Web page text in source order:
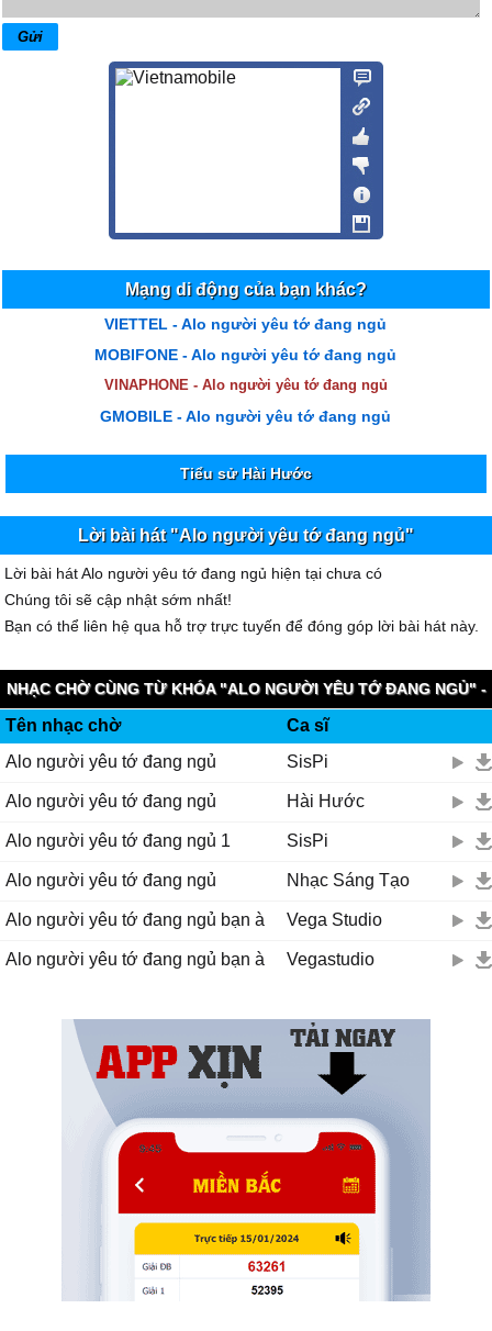
Mạng di động của bạn khác?
VIETTEL - Alo người yêu tớ đang ngủ
MOBIFONE - Alo người yêu tớ đang ngủ
VINAPHONE - Alo người yêu tớ đang ngủ
GMOBILE - Alo người yêu tớ đang ngủ
Tiểu sử Hài Hước
Lời bài hát "Alo người yêu tớ đang ngủ"
Lời bài hát Alo người yêu tớ đang ngủ hiện tại chưa có
Chúng tôi sẽ cập nhật sớm nhất!
Bạn có thể liên hệ qua hỗ trợ trực tuyến để đóng góp lời bài hát này.
NHẠC CHỜ CÙNG TỪ KHÓA "ALO NGƯỜI YÊU TỚ ĐANG NGỦ" -
VIETNAMOBILE HAPPYRING
Tên nhạc chờ
Ca sĩ
Alo người yêu tớ đang ngủ
SisPi
Alo người yêu tớ đang ngủ Hài Hước
Alo người yêu tớ đang ngủ 1 SisPi
Alo người yêu tớ đang ngủ Nhạc Sáng Tạo
Alo người yêu tớ đang ngủ bạn à Vega Studio
Alo người yêu tớ đang ngủ bạn à Vegastudio